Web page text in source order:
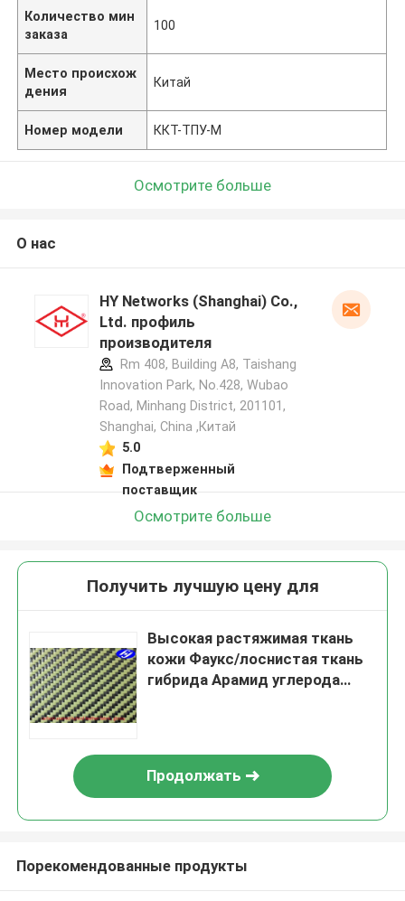
Количество мин
заказа
100
Место происхож
дения
Китай
Номер модели ККТ-ТПУ-М
Осмотрите больше
О нас
HY Networks (Shanghai) Co.,
Ltd. профиль
производителя
Rm 408, Building A8, Taishang
Innovation Park, No.428, Wubao
Road, Minhang District, 201101,
Shanghai, China ,Китай
5.0
Подтверженный
поставщик
Осмотрите больше
Получить лучшую цену для
Высокая растяжимая ткань
кожи Фаукс/лоснистая ткань
гибрида Арамид углерода
Продолжать
Порекомендованные продукты